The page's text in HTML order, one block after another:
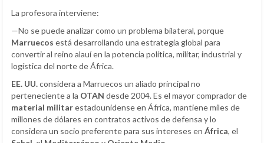
La profesora interviene:
—No se puede analizar como un problema bilateral, porque
Marruecos está desarrollando una estrategia global para
convertir al reino alauí en la potencia política, militar, industrial y
logística del norte de África.
EE. UU.considera a Marruecos un aliado principal no
perteneciente a la OTAN desde 2004. Es el mayor comprador de
material militarestadounidense en África, mantiene miles de
millones de dólares en contratos activos de defensa y lo
considera un socio preferente para sus intereses en África, el